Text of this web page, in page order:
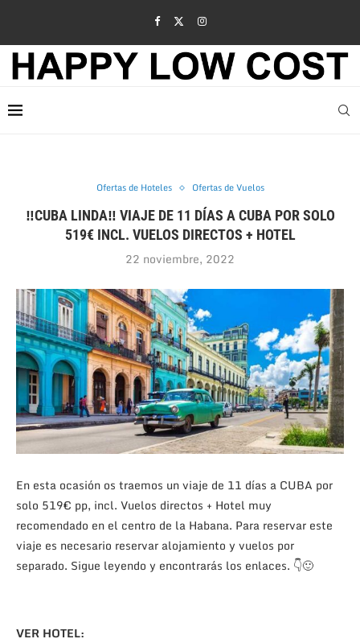
Ofertas de Hoteles Ofertas de Vuelos
‼CUBA LINDA‼ VIAJE DE 11 DÍAS A CUBA POR SOLO
519€ INCL. VUELOS DIRECTOS + HOTEL
22 noviembre, 2022
En esta ocasión os traemos un viaje de 11 días a CUBA por
solo 519€ pp, incl. Vuelos directos + Hotel muy
recomendado en el centro de la Habana. Para reservar este
viaje es necesario reservar alojamiento y vuelos por
separado. Sigue leyendo y encontrarás los enlaces. 👇🙂
VER HOTEL: